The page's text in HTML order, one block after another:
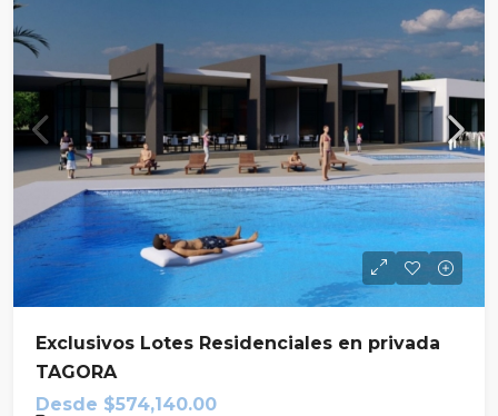
Exclusivos Lotes Residenciales en privada
TAGORA
Desde $574,140.00